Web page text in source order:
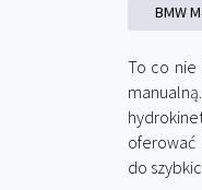
BMW
To co nie
do